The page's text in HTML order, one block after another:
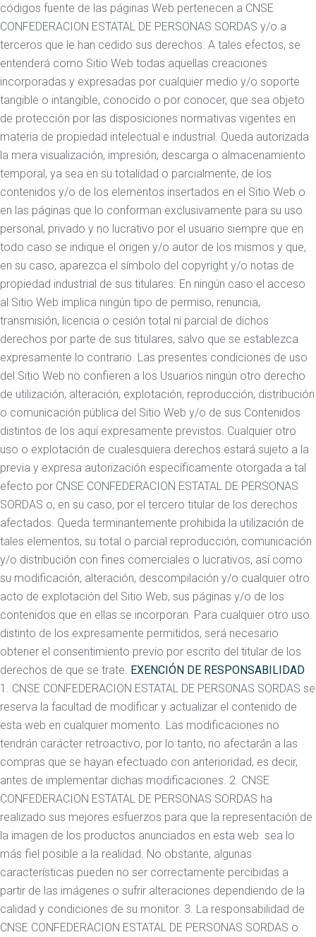
códigos fuente de las páginas Web pertenecen a CNSE
CONFEDERACION ESTATAL DE PERSONAS SORDAS y/o a
terceros que le han cedido sus derechos. A tales efectos, se
entenderá como Sitio Web todas aquellas creaciones
incorporadas y expresadas por cualquier medio y/o soporte
tangible o intangible, conocido o por conocer, que sea objeto
de protección por las disposiciones normativas vigentes en
materia de propiedad intelectual e industrial. Queda autorizada
la mera visualización, impresión, descarga o almacenamiento
temporal, ya sea en su totalidad o parcialmente, de los
contenidos y/o de los elementos insertados en el Sitio Web o
en las páginas que lo conforman exclusivamente para su uso
personal, privado y no lucrativo por el usuario siempre que en
todo caso se indique el origen y/o autor de los mismos y que,
en su caso, aparezca el símbolo del copyright y/o notas de
propiedad industrial de sus titulares. En ningún caso el acceso
al Sitio Web implica ningún tipo de permiso, renuncia,
transmisión, licencia o cesión total ni parcial de dichos
derechos por parte de sus titulares, salvo que se establezca
expresamente lo contrario. Las presentes condiciones de uso
del Sitio Web no confieren a los Usuarios ningún otro derecho
de utilización, alteración, explotación, reproducción, distribución
o comunicación pública del Sitio Web y/o de sus Contenidos
distintos de los aquí expresamente previstos. Cualquier otro
uso o explotación de cualesquiera derechos estará sujeto a la
previa y expresa autorización específicamente otorgada a tal
efecto por CNSE CONFEDERACION ESTATAL DE PERSONAS
SORDAS o, en su caso, por el tercero titular de los derechos
afectados. Queda terminantemente prohibida la utilización de
tales elementos, su total o parcial reproducción, comunicación
y/o distribución con fines comerciales o lucrativos, así como
su modificación, alteración, descompilación y/o cualquier otro
acto de explotación del Sitio Web, sus páginas y/o de los
contenidos que en ellas se incorporan. Para cualquier otro uso
distinto de los expresamente permitidos, será necesario
obtener el consentimiento previo por escrito del titular de los
derechos de que se trate. EXENCIÓN DE RESPONSABILIDAD
1. CNSE CONFEDERACION ESTATAL DE PERSONAS SORDAS se
reserva la facultad de modificar y actualizar el contenido de
esta web en cualquier momento. Las modificaciones no
tendrán carácter retroactivo, por lo tanto, no afectarán a las
compras que se hayan efectuado con anterioridad, es decir,
antes de implementar dichas modificaciones. 2. CNSE
CONFEDERACION ESTATAL DE PERSONAS SORDAS ha
realizado sus mejores esfuerzos para que la representación de
la imagen de los productos anunciados en esta web sea lo
más fiel posible a la realidad. No obstante, algunas
características pueden no ser correctamente percibidas a
partir de las imágenes o sufrir alteraciones dependiendo de la
calidad y condiciones de su monitor. 3. La responsabilidad de
CNSE CONFEDERACION ESTATAL DE PERSONAS SORDAS o